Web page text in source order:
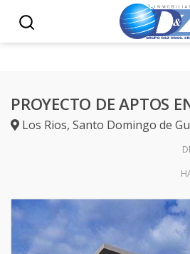
PROYECTO DE APTOS
Los Rios, Santo Domingo de